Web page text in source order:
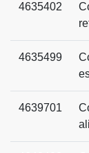
4635402
4635499
4639701